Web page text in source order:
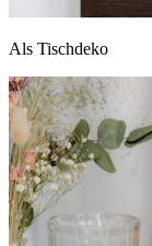
Als Tischdeko